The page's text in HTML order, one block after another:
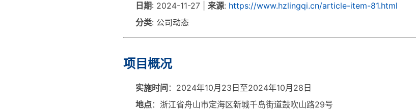
日期: 2024-11-27 | 来源: https://www.hzlingqi.cn/article-item-81.html
分类: 公司动态
项目概况
实施时间 ：2024年10月23日至2024年10月28日
地点：浙江省舟山市定海区新城千岛街道鼓吹山路29号